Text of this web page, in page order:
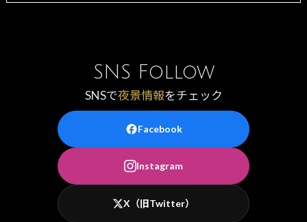
SNS Follow
SNSで夜景情報をチェック
Facebook
Instagram
X（旧Twitter）